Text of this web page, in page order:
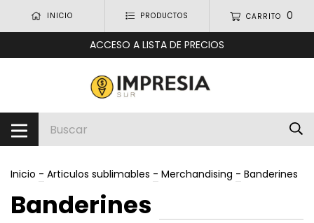
INICIO PRODUCTOS CARRITO 0
ACCESO A LISTA DE PRECIOS
Inicio - Articulos sublimables - Merchandising - Banderines
Banderines